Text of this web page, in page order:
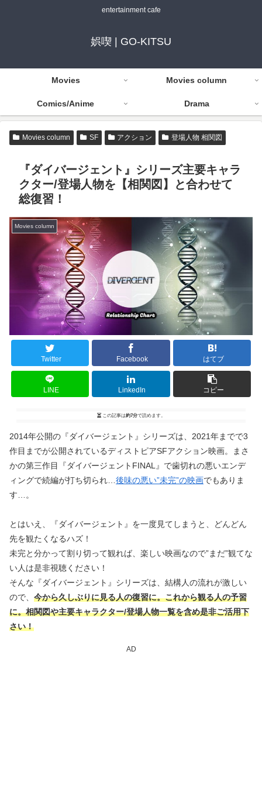
entertainment cafe
娯喫 | GO-KITSU
Movies Movies column
Comics/Anime Drama
Movies column SF アクション 登場人物 相関図
『ダイバージェント』シリーズ主要キャラ
クター/登場人物を【相関図】と合わせて
総復習！
Movies column
Twitter Facebook はてブ
LINE LinkedIn コピー
この記事は約7分で読めます。
2014年公開の『ダイバージェント』シリーズは、2021年までで3
作目までが公開されているディストピアSFアクション映画。まさ
かの第三作目『ダイバージェントFINAL』で歯切れの悪いエンデ
ィングで続編が打ち切られ… 後味の悪い”未完”の映画でもありま
す…。
とはいえ、『ダイバージェント』を一度見てしまうと、どんどん
先を観たくなるハズ！
未完と分かって割り切って観れば、楽しい映画なので”まだ”観てな
い人は是非視聴ください！
そんな『ダイバージェント』シリーズは、結構人の流れが激しい
ので、 今から久しぶりに見る人の復習に。これから観る人の予習
に。相関図や主要キャラクター/登場人物一覧を含め是非ご活用下
さい！
AD